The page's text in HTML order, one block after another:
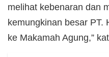
melihat kebenaran dan
kemungkinan besar PT.
ke Makamah Agung,”